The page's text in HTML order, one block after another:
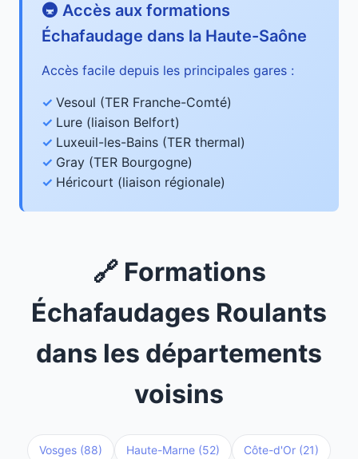
🚇 Accès aux formations
Échafaudage dans la Haute-Saône
Accès facile depuis les principales gares :
Vesoul (TER Franche-Comté)
Lure (liaison Belfort)
Luxeuil-les-Bains (TER thermal)
Gray (TER Bourgogne)
Héricourt (liaison régionale)
🔗 Formations
Échafaudages Roulants
dans les départements
voisins
Vosges (88) Haute-Marne (52) Côte-d'Or (21)